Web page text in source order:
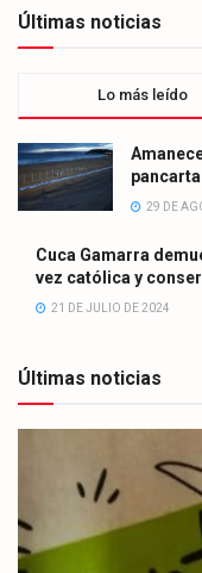
Últimas noticias
Lo más leído
29 DE
Cuca Gamarra
vez católica y
21 DE JULIO DE 2024
Últimas noticias